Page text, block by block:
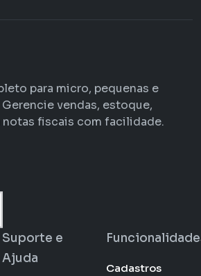
para micro, pequenas e
vendas, estoque,
fiscais com facilidade.
Suporte e
Ajuda
Cadastros